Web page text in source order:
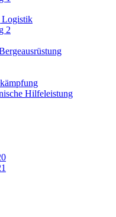
Logistik
2
Hilfeleistung